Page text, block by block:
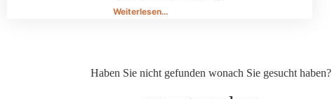
Weiterlesen…
Haben Sie nicht gefunden wonach Sie gesucht haben?